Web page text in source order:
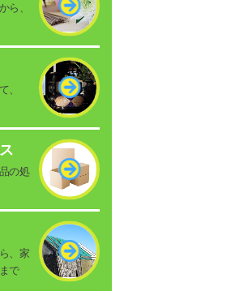
ら、
、
の処
、家
で